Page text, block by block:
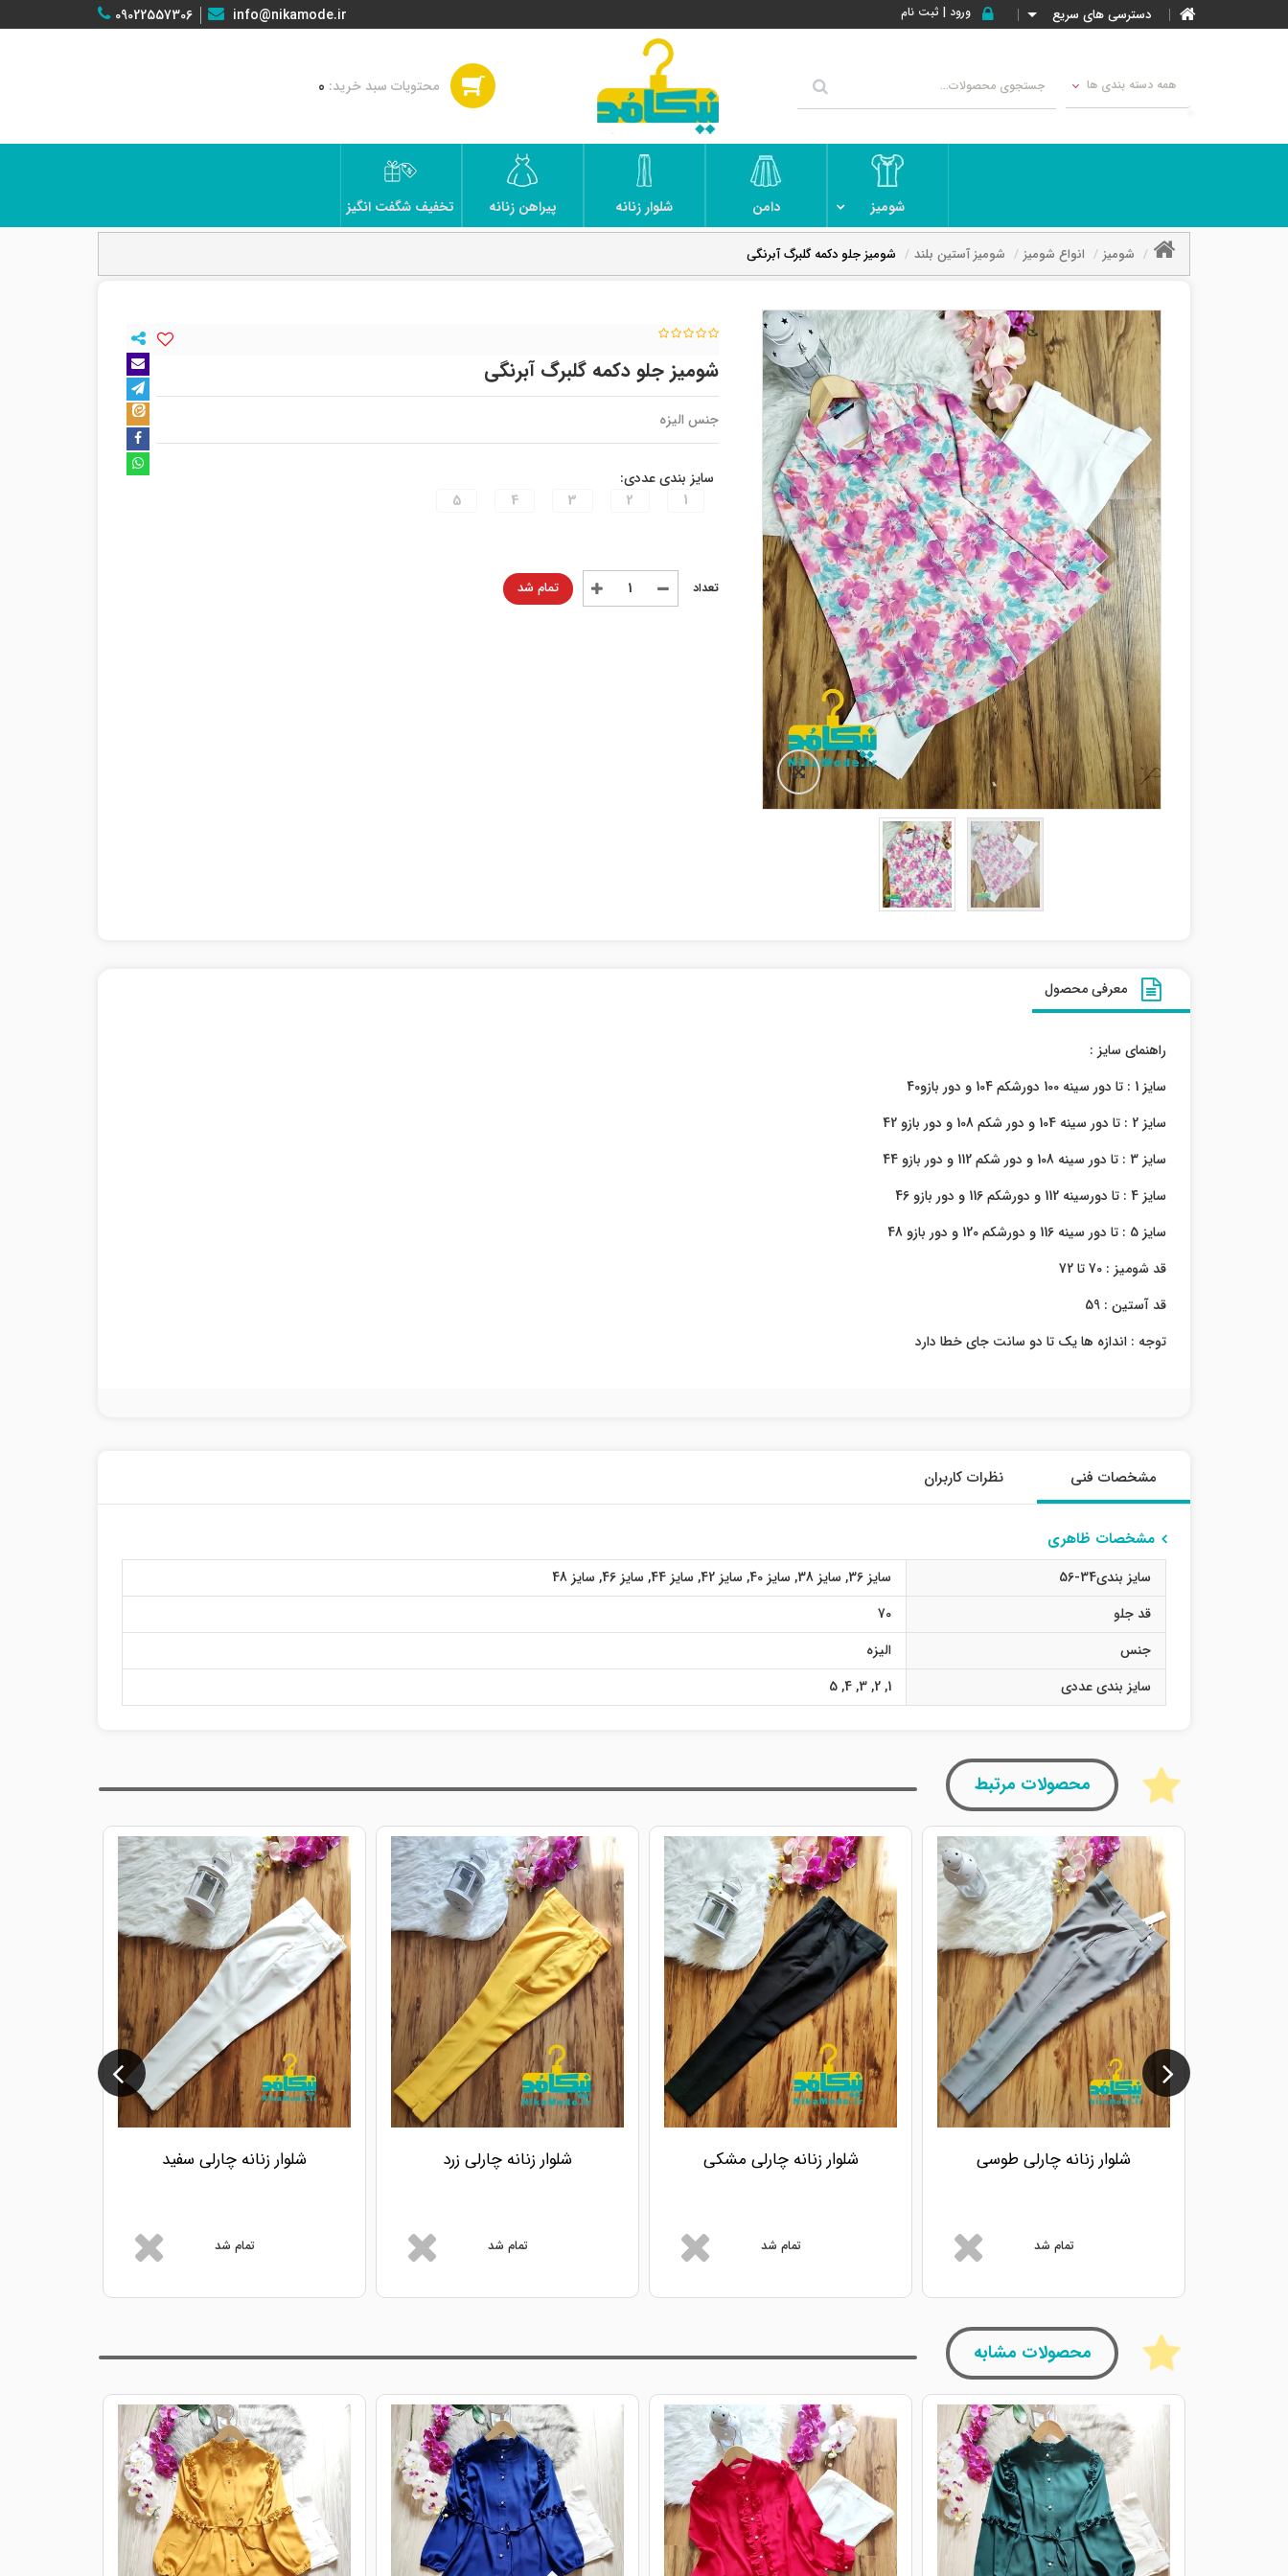
دسترسی های سریع ورود | ثبت نام 09022557306 info@nikamode.ir
همه دسته بندی ها 0
شومیز دامن شلوار زنانه پیراهن زنانه تخفیف شگفت انگیز
شومیز انواع شومیز شومیز آستین بلند شومیز جلو دکمه گلبرگ آبرنگی
شومیز جلو دکمه گلبرگ آبرنگی
جنس الیزه
سایز بندی عددی:
1
2
3
4
5
تمام شد
معرفی محصول
راهنمای سایز :
سایز 1 : تا دور سینه 100 دورشکم 104 و دور بازو40
سایز 2 : تا دور سینه 104 و دور شکم 108 و دور بازو 42
سایز 3 : تا دور سینه 108 و دور شکم 112 و دور بازو 44
سایز 4 : تا دورسینه 112 و دورشکم 116 و دور بازو 46
سایز 5 : تا دور سینه 116 و دورشکم 120 و دور بازو 48
قد شومیز : 70 تا 72
قد آستین : 59
توجه : اندازه ها یک تا دو سانت جای خطا دارد
مشخصات فنی نظرات کاربران
مشخصات ظاهری
سایز بندی34-56 سایز 36 , سایز 38 , سایز 40 , سایز 42 , سایز 44 , سایز 46 , سایز 48
قد جلو
70
جنس
الیزه
سایز بندی عددی
1
,
2
,
3
,
4
,
5
محصولات مرتبط
شلوار زنانه چارلی طوسی
تمام شد
شلوار زنانه چارلی مشکی
تمام شد
شلوار زنانه چارلی زرد
تمام شد
شلوار زنانه چارلی سفید
تمام شد
محصولات مشابه